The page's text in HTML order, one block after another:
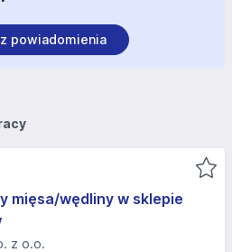
powiadomienia
mięsa/wędliny w sklepie
z o.o.